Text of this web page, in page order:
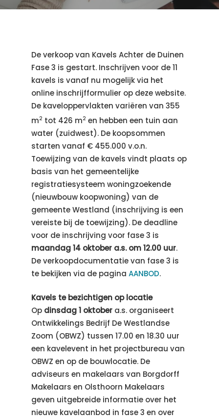
De verkoop van Kavels Achter de Duinen
Fase 3 is gestart. Inschrijven voor de 11
kavels is vanaf nu mogelijk via het
online inschrijfformulier op deze website.
De kaveloppervlakten variëren van 355
m2 tot 426 m2 en hebben een tuin aan
water (zuidwest). De koopsommen
starten vanaf € 455.000 v.o.n.
Toewijzing van de kavels vindt plaats op
basis van het gemeentelijke
registratiesysteem woningzoekende
(nieuwbouw koopwoning) van de
gemeente Westland (inschrijving is een
vereiste bij de toewijzing). De deadline
voor de inschrijving voor fase 3 is
maandag 14 oktober a.s. om 12.00 uur.
De verkoopdocumentatie van fase 3 is
te bekijken via de pagina AANBOD.
Kavels te bezichtigen op locatie
Op dinsdag 1 oktober a.s. organiseert
Ontwikkelings Bedrijf De Westlandse
Zoom (OBWZ) tussen 17.00 en 18.30 uur
een kavelevent in het projectbureau van
OBWZ en op de bouwlocatie. De
adviseurs en makelaars van Borgdorff
Makelaars en Olsthoorn Makelaars
geven uitgebreide informatie over het
nieuwe kavelaanbod in fase 3 en over